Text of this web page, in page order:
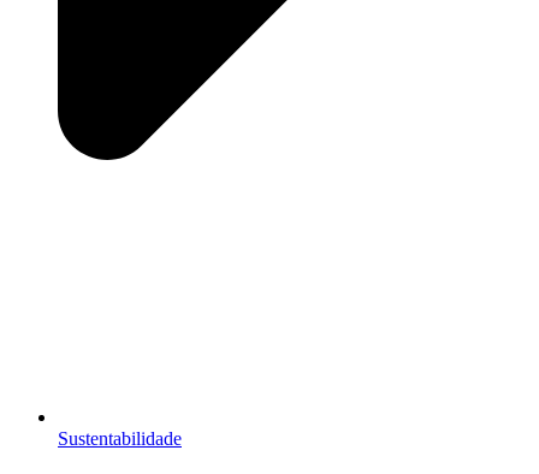
Sustentabilidade